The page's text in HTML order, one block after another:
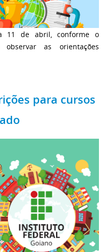
11 de abril, conforme o
observar as orientações
para cursos